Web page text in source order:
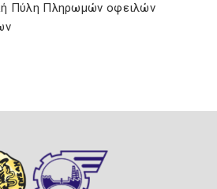
Πύλη Πληρωμών οφειλών